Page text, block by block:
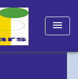
menu